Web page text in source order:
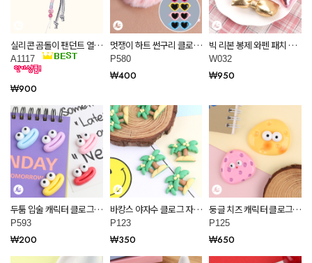
실리콘 곰돌이 팬던트 열쇠
키링 부자재 만들기 재료
A1117
A1117
₩900
멋쟁이 하트 썬구리 클로그
자비츠 만들기 P580
P580
₩400
빅 리본 봉제 와펜 패치 악
세사리 부자재 W032
W032
₩950
두툼 입술 캐릭터 클로그
자비츠 만들기 P593
P593
₩200
바캉스 야자수 클로그 자비
츠 만들기 P123
P123
₩350
둥글 치즈 캐릭터 클로그
자비츠 만들기 P125
P125
₩650